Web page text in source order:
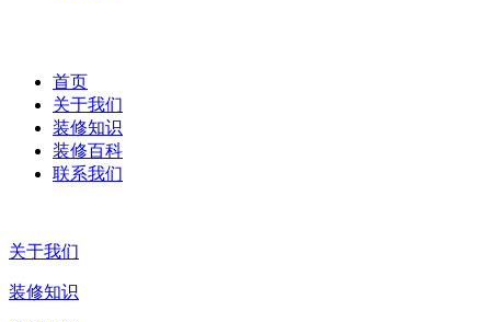
首页
关于我们
装修知识
装修百科
联系我们
关于我们
装修知识